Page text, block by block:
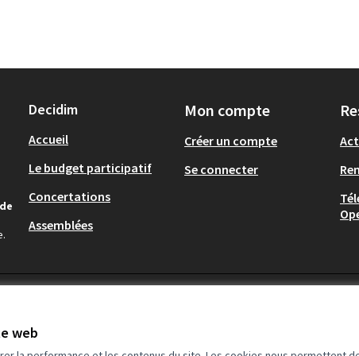
web
Decidim
Accueil
Le budget participatif
Concertations
Assemblées
Mon compte
Créer un compte
Se connecter